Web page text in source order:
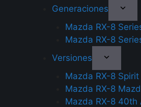
Generaciones
Mazda RX-8
Mazda RX-8
Versiones
Mazda RX-8 Spirit
Mazda RX-8
Mazda RX-8 40th